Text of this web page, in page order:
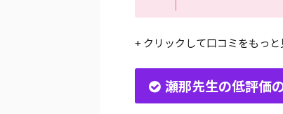
+ クリックして口コミをもっと
瀬那先生の低評価